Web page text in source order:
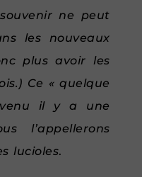
ne peut
les nouveaux
plus avoir les
Ce « quelque
il y a une
l’appellerons
lucioles.